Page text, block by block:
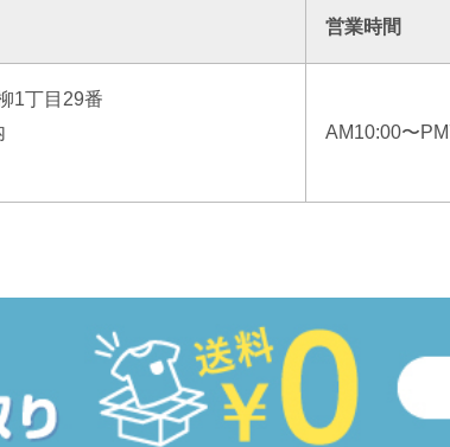
営業時間
1丁目29番
AM10:00〜